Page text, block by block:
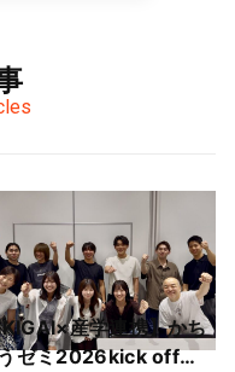
産学連携】かち
ゼミ2026kick off